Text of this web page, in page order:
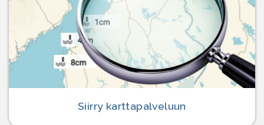
Siirry karttapalveluun